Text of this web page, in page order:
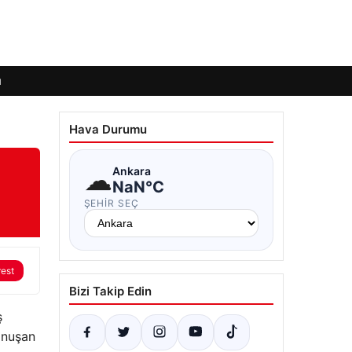
Hava Durumu
☁Ankara
NaN°C
ŞEHIR SEÇ
Bizi Takip Edin